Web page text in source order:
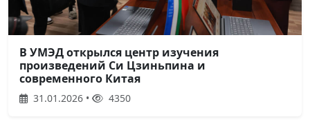
В УМЭД открылся центр изучения
произведений Си Цзиньпина и
современного Китая
31.01.2026 • 4350